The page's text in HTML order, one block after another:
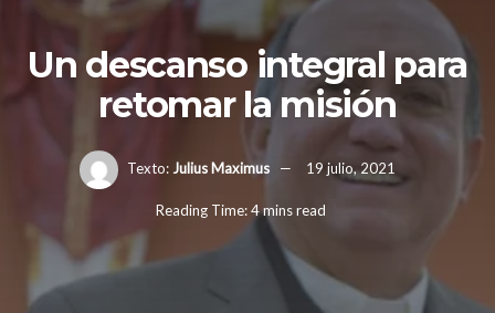
Un descanso integral para
retomar la misión
Texto: Julius Maximus 19 julio, 2021
Reading Time: 4 mins read